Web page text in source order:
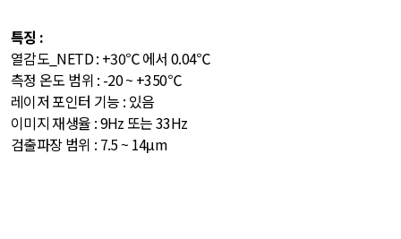
특징 :
열감도_NETD : +30℃ 에서 0.04℃
측정 온도 범위 : -20 ~ +350℃
레이저 포인터 기능 : 있음
이미지 재생율 : 9Hz 또는 33Hz
검출파장 범위 : 7.5 ~ 14μm